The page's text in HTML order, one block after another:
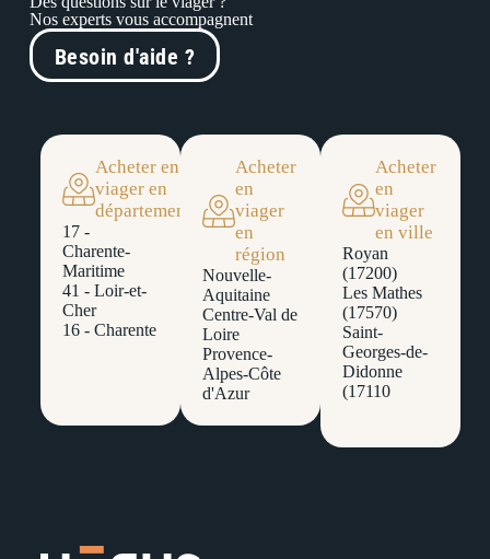
Nos experts vous accompagnent
Besoin d'aide ?
Acheter en
viager en
département
17 -
Charente-
Maritime
41 - Loir-et-
Cher
16 - Charente
Acheter
en
viager
en
région
Nouvelle-
Aquitaine
Centre-Val de
Loire
Provence-
Alpes-Côte
d'Azur
Acheter
en
viager
en ville
Royan
(17200)
Les Mathes
(17570)
Saint-
Georges-de-
Didonne
(17110